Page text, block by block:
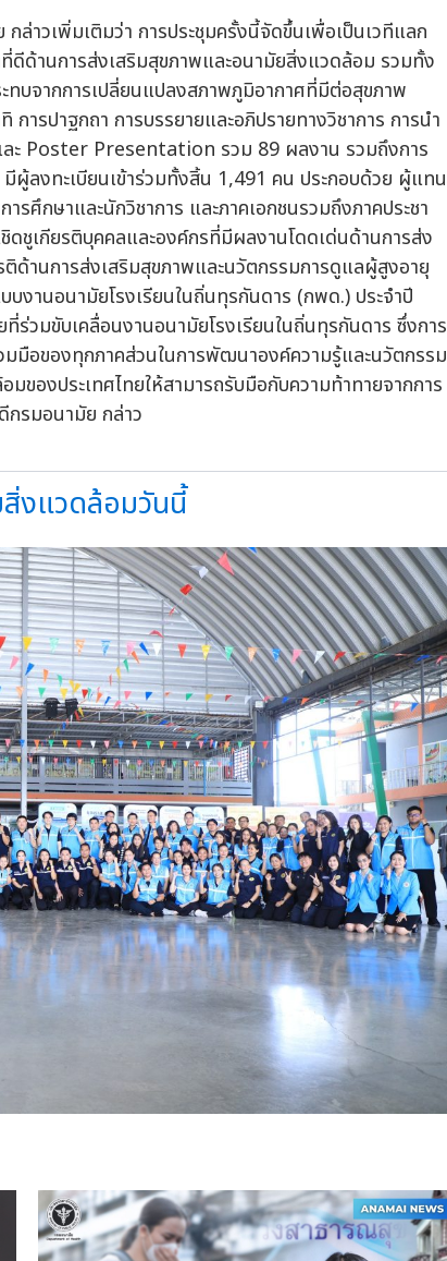
าวเพิ่มเติมว่า การประชุมครั้งนี้จัดขึ้นเพื่อเป็นเวทีแลก
ด้านการส่งเสริมสุขภาพและอนามัยสิ่งแวดล้อม รวมทั้ง
ทบจากการเปลี่ยนแปลงสภาพภูมิอากาศที่มีต่อสุขภาพ
ารปาฐกถา การบรรยายและอภิปรายทางวิชาการ การนำ
Poster Presentation รวม 89 ผลงาน รวมถึงการ
ผู้ลงทะเบียนเข้าร่วมทั้งสิ้น 1,491 คน ประกอบด้วย ผู้แทน
ศึกษาและนักวิชาการ และภาคเอกชนรวมถึงภาคประชา
ชูเกียรติบุคคลและองค์กรที่มีผลงานโดดเด่นด้านการส่ง
ด้านการส่งเสริมสุขภาพและนวัตกรรมการดูแลผู้สูงอายุ
บงานอนามัยโรงเรียนในถิ่นทุรกันดาร (กพด.) ประจำปี
วมขับเคลื่อนงานอนามัยโรงเรียนในถิ่นทุรกันดาร ซึ่งการ
มือของทุกภาคส่วนในการพัฒนาองค์ความรู้และนวัตกรรม
ของประเทศไทยให้สามารถรับมือกับความท้าทายจากการ
กรมอนามัย กล่าว
งแวดล้อมวันนี้